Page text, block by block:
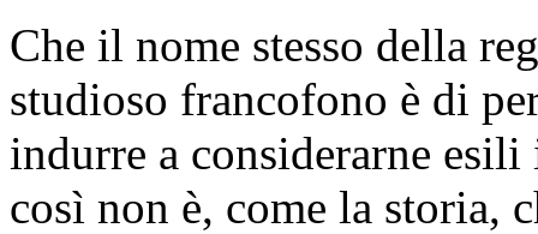
Che il nome stesso della
studioso francofono è di
indurre a considerarne
così non è, come la storia,